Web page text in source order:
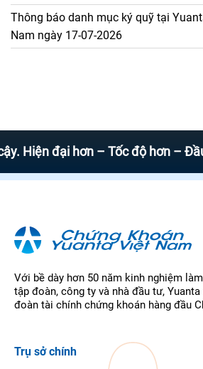
Thông báo danh mục ký quỹ tại
Nam ngày 17-07-2026
đại hơn – Tốc độ hơn – Đầu tư
Với bề dày hơn 50 năm kinh nghiệm
tập đoàn, công ty và nhà đầu tư,
đoàn tài chính chứng khoán hàng đầu
Trụ sở chính